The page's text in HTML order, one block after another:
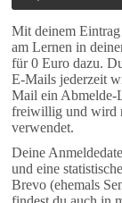
Mit deinem
am Lernen in
für 0 Euro dazu.
E-Mails jederzeit
Mail ein Abmelde-
freiwillig und wird
verwendet.
Deine
und eine
Brevo (ehemals